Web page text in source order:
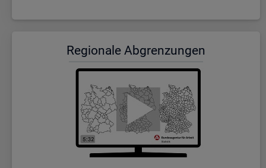
Re­gio­na­le Ab­gren­zun­gen